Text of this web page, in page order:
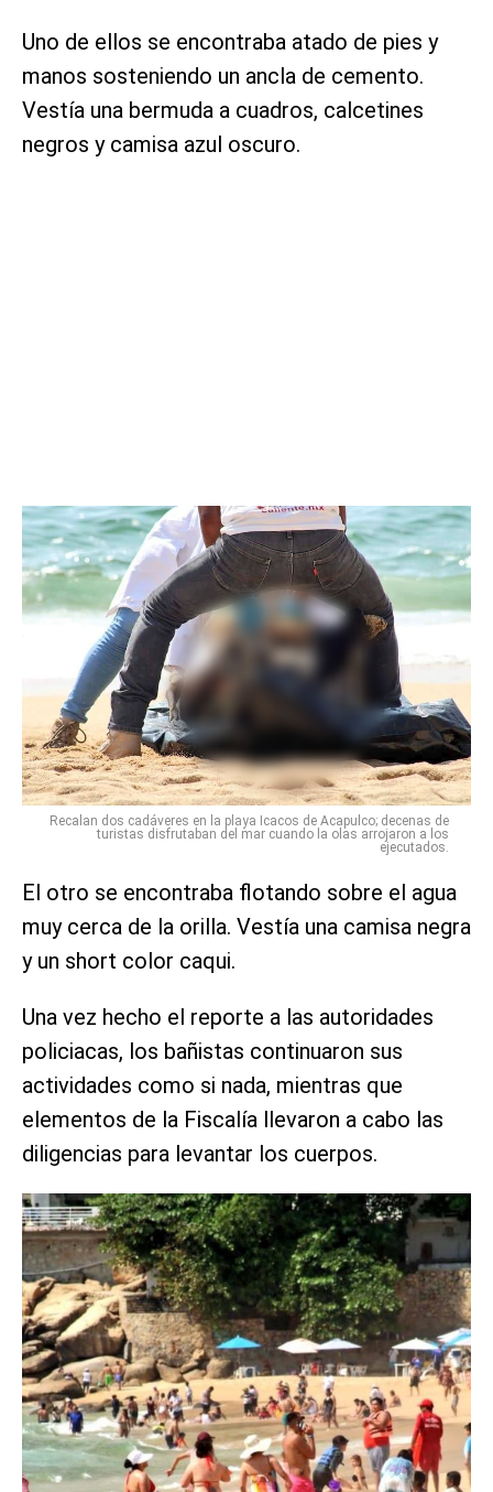
Uno de ellos se encontraba atado de pies y
manos sosteniendo un ancla de cemento.
Vestía una bermuda a cuadros, calcetines
negros y camisa azul oscuro.
Recalan dos cadáveres en la playa Icacos de Acapulco; decenas de
turistas disfrutaban del mar cuando la olas arrojaron a los
ejecutados.
El otro se encontraba flotando sobre el agua
muy cerca de la orilla. Vestía una camisa negra
y un short color caqui.
Una vez hecho el reporte a las autoridades
policiacas, los bañistas continuaron sus
actividades como si nada, mientras que
elementos de la Fiscalía llevaron a cabo las
diligencias para levantar los cuerpos.